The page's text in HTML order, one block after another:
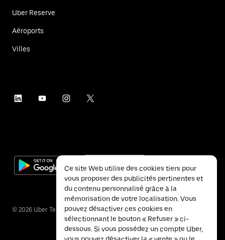
Uber Reserve
Aéroports
Villes
© 2026 Uber Technologies Inc.
Ce site Web utilise des cookies tiers pour
vous proposer des publicités pertinentes et
du contenu personnalisé grâce à la
mémorisation de votre localisation. Vous
pouvez désactiver ces cookies en
sélectionnant le bouton « Refuser » ci-
dessous. Si vous possédez un compte Uber,